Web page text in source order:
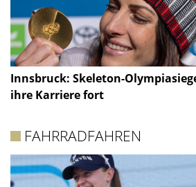
Innsbruck: Skeleton-
ihre Karriere fort
FAHRRADFAHREN